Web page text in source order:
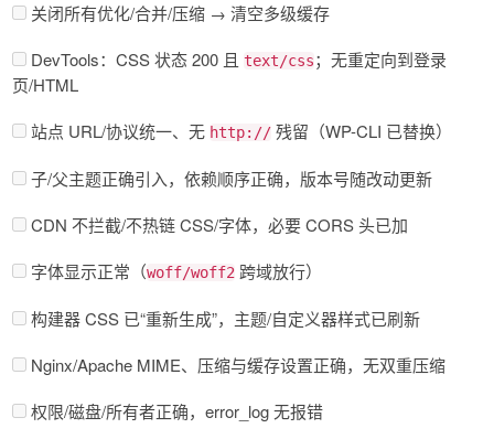
关闭所有优化/合并/压缩 → 清空多级缓存
DevTools：CSS 状态 200 且 text/css；无重定向到登录
页/HTML
站点 URL/协议统一、无 http:// 残留（WP-CLI 已替换）
子/父主题正确引入，依赖顺序正确，版本号随改动更新
CDN 不拦截/不热链 CSS/字体，必要 CORS 头已加
字体显示正常（woff/woff2 跨域放行）
构建器 CSS 已“重新生成”，主题/自定义器样式已刷新
Nginx/Apache MIME、压缩与缓存设置正确，无双重压缩
权限/磁盘/所有者正确，error_log 无报错